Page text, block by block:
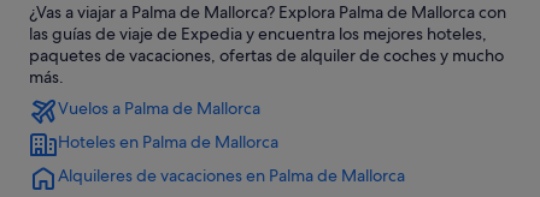
Hoteles de 3 estrellas en Palma de Mallorca
Casas de huéspedes en Palma de Mallorca
Condominios en Palma de Mallorca
Islas Baleares hoteles
Vincci hoteles en Palma de Mallorca
¿Vas a viajar a Palma de Mallorca? Explora Palma de Mallorca con
las guías de viaje de Expedia y encuentra los mejores hoteles,
paquetes de vacaciones, ofertas de alquiler de coches y mucho
más.
Vuelos a Palma de Mallorca
Hoteles en Palma de Mallorca
Alquileres de vacaciones en Palma de Mallorca